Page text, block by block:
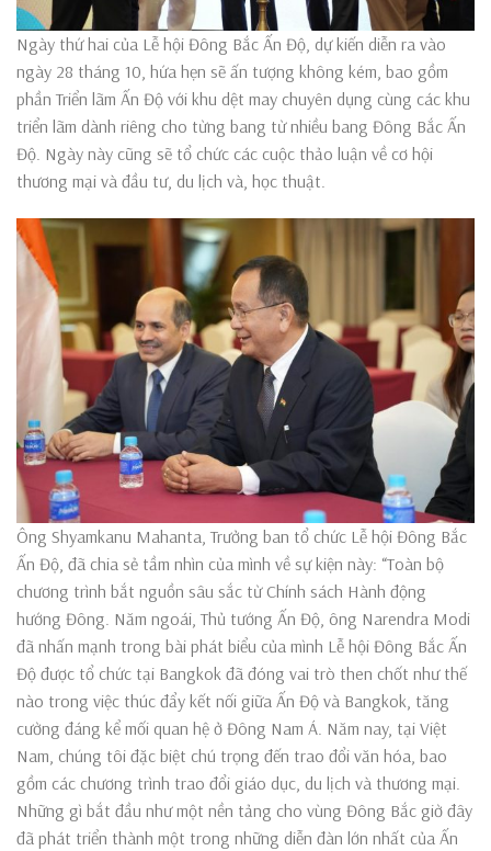
Ngày thứ hai của Lễ hội Đông Bắc Ấn Độ, dự kiến diễn ra vào
ngày 28 tháng 10, hứa hẹn sẽ ấn tượng không kém, bao gồm
phần Triển lãm Ấn Độ với khu dệt may chuyên dụng cùng các khu
triển lãm dành riêng cho từng bang từ nhiều bang Đông Bắc Ấn
Độ. Ngày này cũng sẽ tổ chức các cuộc thảo luận về cơ hội
thương mại và đầu tư, du lịch và, học thuật.
Ông Shyamkanu Mahanta, Trưởng ban tổ chức Lễ hội Đông Bắc
Ấn Độ, đã chia sẻ tầm nhìn của mình về sự kiện này: “Toàn bộ
chương trình bắt nguồn sâu sắc từ Chính sách Hành động
hướng Đông. Năm ngoái, Thủ tướng Ấn Độ, ông Narendra Modi
đã nhấn mạnh trong bài phát biểu của mình Lễ hội Đông Bắc Ấn
Độ được tổ chức tại Bangkok đã đóng vai trò then chốt như thế
nào trong việc thúc đẩy kết nối giữa Ấn Độ và Bangkok, tăng
cường đáng kể mối quan hệ ở Đông Nam Á. Năm nay, tại Việt
Nam, chúng tôi đặc biệt chú trọng đến trao đổi văn hóa, bao
gồm các chương trình trao đổi giáo dục, du lịch và thương mại.
Những gì bắt đầu như một nền tảng cho vùng Đông Bắc giờ đây
đã phát triển thành một trong những diễn đàn lớn nhất của Ấn